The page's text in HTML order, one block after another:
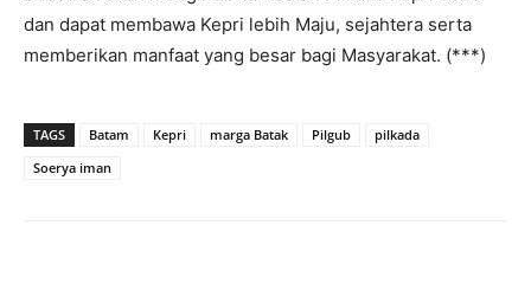
dan dapat membawa Kepri lebih Maju, sejahtera serta
memberikan manfaat yang besar bagi Masyarakat. (***)
TAGS Batam Kepri marga Batak Pilgub
pilkada
Soerya iman